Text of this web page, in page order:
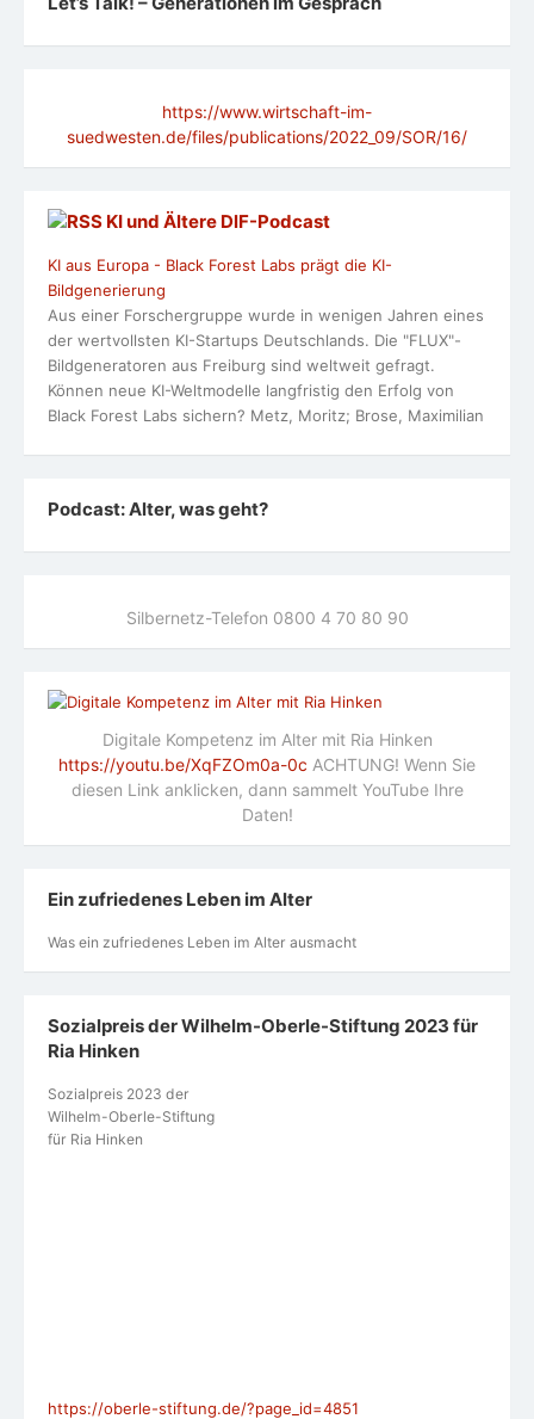
https://www.wirtschaft-im-
suedwesten.de/files/publications/2022_09/SOR/16/
KI und Ältere DlF-Podcast
KI aus Europa - Black Forest Labs prägt die KI-
Bildgenerierung
Aus einer Forschergruppe wurde in wenigen Jahren eines
der wertvollsten KI-Startups Deutschlands. Die "FLUX"-
Bildgeneratoren aus Freiburg sind weltweit gefragt.
Können neue KI-Weltmodelle langfristig den Erfolg von
Black Forest Labs sichern? Metz, Moritz; Brose, Maximilian
Podcast: Alter, was geht?
Silbernetz-Telefon 0800 4 70 80 90
Digitale Kompetenz im Alter mit Ria Hinken
https://youtu.be/XqFZOm0a-0c ACHTUNG! Wenn Sie
diesen Link anklicken, dann sammelt YouTube Ihre
Daten!
Ein zufriedenes Leben im Alter
Was ein zufriedenes Leben im Alter ausmacht
Sozialpreis der Wilhelm-Oberle-Stiftung 2023 für
Ria Hinken
Sozialpreis 2023 der
Wilhelm-Oberle-Stiftung
für Ria Hinken
https://oberle-stiftung.de/?page_id=4851